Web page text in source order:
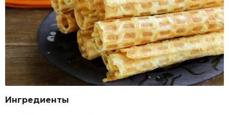
Ингредиенты